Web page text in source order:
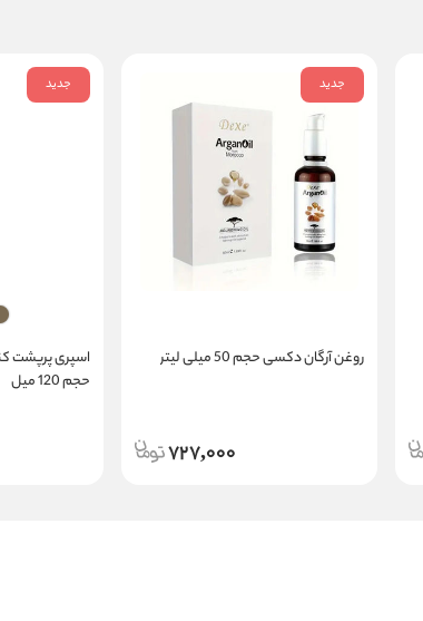
جدید
روغن آرگان دکسی حجم 50 میلی لیتر
727,000
جدید
اسپری پرپشت
حجم 120 میل